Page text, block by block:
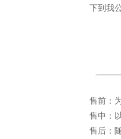
下到我
售前：
售中：
售后：